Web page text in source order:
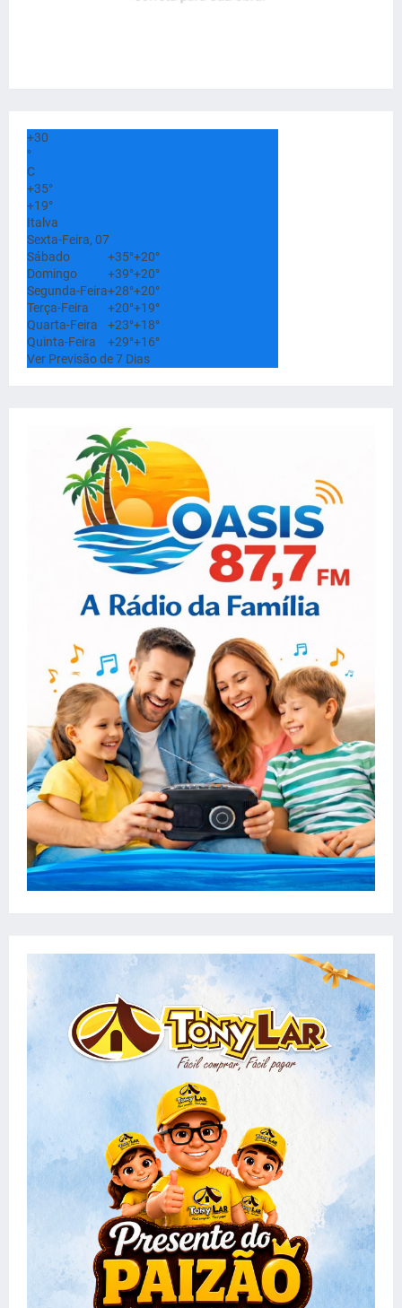
+30
°
C
+35°
+19°
Italva
Sexta-Feira, 07
Sábado
+35°+20°
Domingo
+39°+20°
Segunda-Feira+28°+20°
Terça-Feira
+20°+19°
Quarta-Feira
+23°+18°
Quinta-Feira
+29°+16°
Ver Previsão de 7 Dias